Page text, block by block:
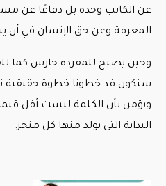
عن الكاتب وحده بل دفاعًا عن
المعرفة وعن حق الإنسان في أن
وحين يصبح للمفردة حارس كما
سنكون قد خطونا خطوة حقيقية
ويؤمن بأن الكلمة ليست أقل
البداية التي يولد منها كل منجز.